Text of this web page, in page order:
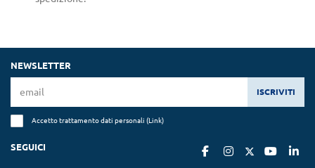
NEWSLETTER
ISCRIVITI
Accetto trattamento dati personali (Link)
SEGUICI